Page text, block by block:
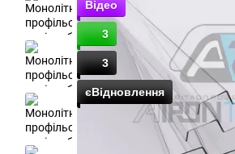
Відео
3
3
єВідновлення